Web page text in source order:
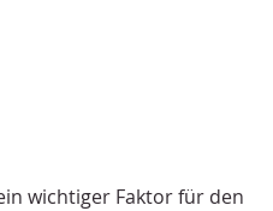
wichtiger Faktor für den